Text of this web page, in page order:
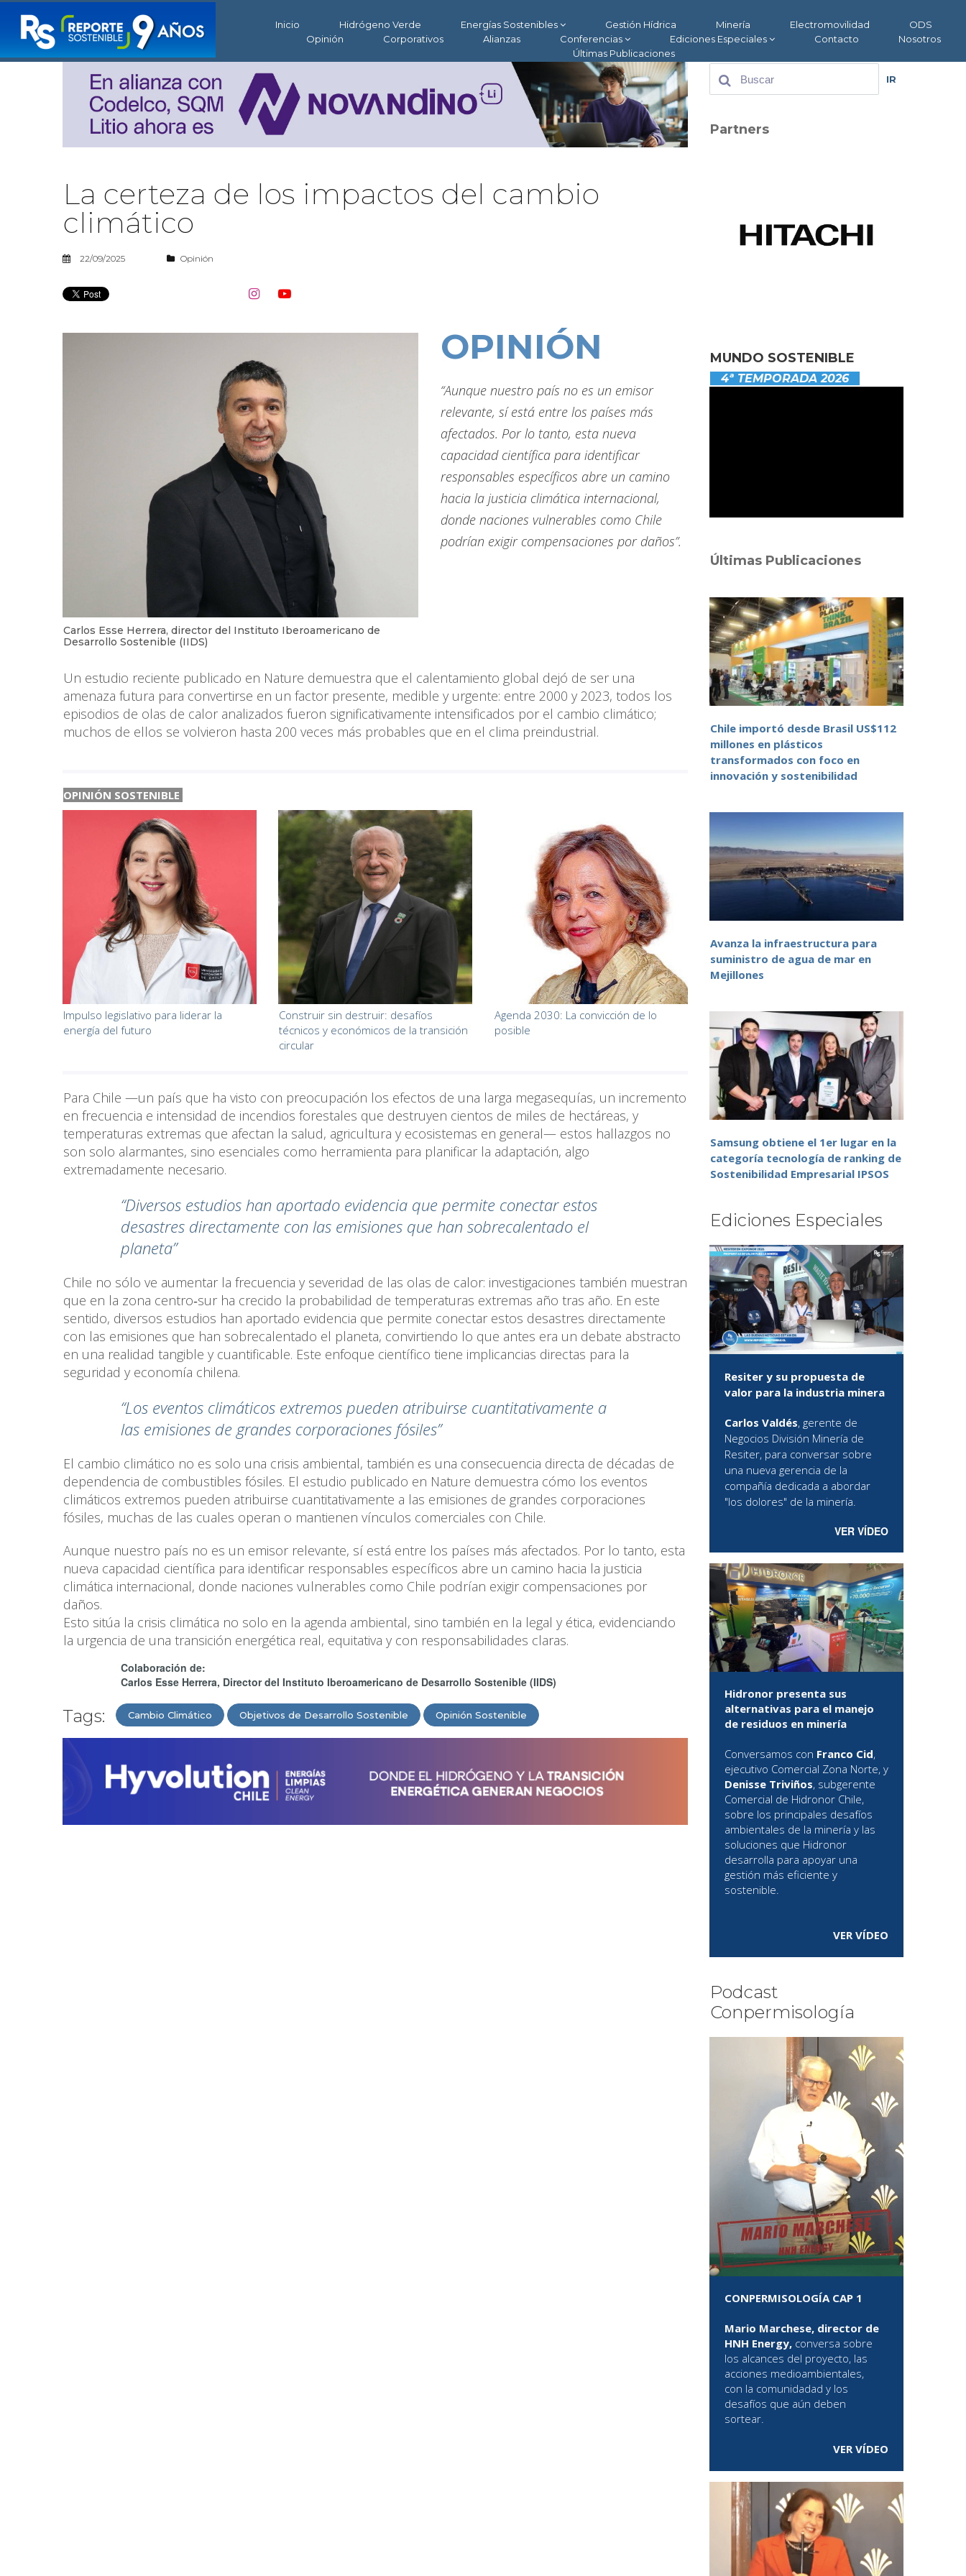
Inicio Hidrógeno Verde Energías Sostenibles Gestión Hídrica Minería Electromovilidad
ODS
Opinión
Corporativos Alianzas Conferencias Ediciones Especiales Contacto
Nosotros
Últimas Publicaciones
La certeza de los impactos del cambio
climático
22/09/2025 Opinión
 
Carlos Esse Herrera, director del Instituto Iberoamericano de
Desarrollo Sostenible (IIDS)
OPINIÓN
“Aunque nuestro país no es un emisor
relevante, sí está entre los países más
afectados. Por lo tanto, esta nueva
capacidad científica para identificar
responsables específicos abre un camino
hacia la justicia climática internacional,
donde naciones vulnerables como Chile
podrían exigir compensaciones por daños”.
Un estudio reciente publicado en Nature demuestra que el calentamiento global dejó de ser una
amenaza futura para convertirse en un factor presente, medible y urgente: entre 2000 y 2023, todos los
episodios de olas de calor analizados fueron significativamente intensificados por el cambio climático;
muchos de ellos se volvieron hasta 200 veces más probables que en el clima preindustrial.
OPINIÓN SOSTENIBLE
Impulso legislativo para liderar la
energía del futuro
Construir sin destruir: desafíos
técnicos y económicos de la transición
circular
Agenda 2030: La convicción de lo
posible
Para Chile —un país que ha visto con preocupación los efectos de una larga megasequías, un incremento
en frecuencia e intensidad de incendios forestales que destruyen cientos de miles de hectáreas, y
temperaturas extremas que afectan la salud, agricultura y ecosistemas en general— estos hallazgos no
son solo alarmantes, sino esenciales como herramienta para planificar la adaptación, algo
extremadamente necesario.
“Diversos estudios han aportado evidencia que permite conectar estos
desastres directamente con las emisiones que han sobrecalentado el
planeta”
Chile no sólo ve aumentar la frecuencia y severidad de las olas de calor: investigaciones también muestran
que en la zona centro‑sur ha crecido la probabilidad de temperaturas extremas año tras año. En este
sentido, diversos estudios han aportado evidencia que permite conectar estos desastres directamente
con las emisiones que han sobrecalentado el planeta, convirtiendo lo que antes era un debate abstracto
en una realidad tangible y cuantificable. Este enfoque científico tiene implicancias directas para la
seguridad y economía chilena.
“Los eventos climáticos extremos pueden atribuirse cuantitativamente a
las emisiones de grandes corporaciones fósiles”
El cambio climático no es solo una crisis ambiental, también es una consecuencia directa de décadas de
dependencia de combustibles fósiles. El estudio publicado en Nature demuestra cómo los eventos
climáticos extremos pueden atribuirse cuantitativamente a las emisiones de grandes corporaciones
fósiles, muchas de las cuales operan o mantienen vínculos comerciales con Chile.
Aunque nuestro país no es un emisor relevante, sí está entre los países más afectados. Por lo tanto, esta
nueva capacidad científica para identificar responsables específicos abre un camino hacia la justicia
climática internacional, donde naciones vulnerables como Chile podrían exigir compensaciones por
daños.
Esto sitúa la crisis climática no solo en la agenda ambiental, sino también en la legal y ética, evidenciando
la urgencia de una transición energética real, equitativa y con responsabilidades claras.
Colaboración de:
Carlos Esse Herrera, Director del Instituto Iberoamericano de Desarrollo Sostenible (IIDS)
Tags: Cambio Climático Objetivos de Desarrollo Sostenible Opinión Sostenible
IR
Partners
MUNDO SOSTENIBLE
4ª TEMPORADA 2026
Últimas Publicaciones
Chile importó desde Brasil US$112
millones en plásticos
transformados con foco en
innovación y sostenibilidad
Avanza la infraestructura para
suministro de agua de mar en
Mejillones
Samsung obtiene el 1er lugar en la
categoría tecnología de ranking de
Sostenibilidad Empresarial IPSOS
Ediciones Especiales
Resiter y su propuesta de
valor para la industria minera
Carlos Valdés, gerente de
Negocios División Minería de
Resiter, para conversar sobre
una nueva gerencia de la
compañía dedicada a abordar
"los dolores" de la minería.
VER VÍDEO
Hidronor presenta sus
alternativas para el manejo
de residuos en minería
Conversamos con Franco Cid,
ejecutivo Comercial Zona Norte, y
Denisse Triviños, subgerente
Comercial de Hidronor Chile,
sobre los principales desafíos
ambientales de la minería y las
soluciones que Hidronor
desarrolla para apoyar una
gestión más eficiente y
sostenible.
VER VÍDEO
Podcast
Conpermisología
CONPERMISOLOGÍA CAP 1
Mario Marchese, director de
HNH Energy, conversa sobre
los alcances del proyecto, las
acciones medioambientales,
con la comunidadad y los
desafíos que aún deben
sortear.
VER VÍDEO